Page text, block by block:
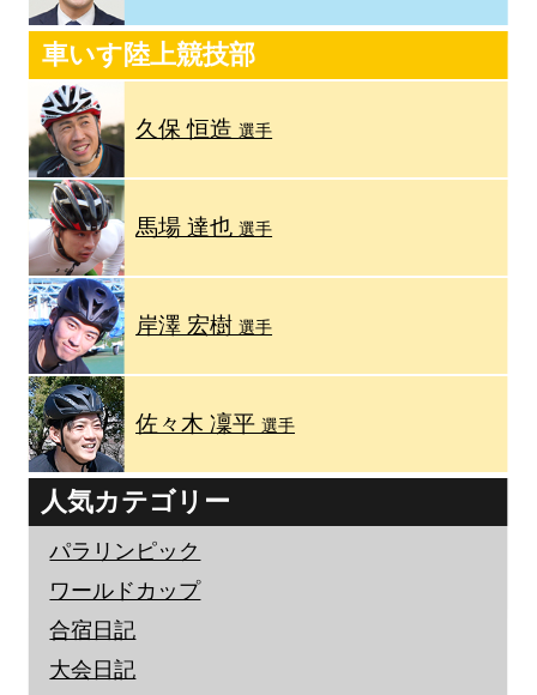
車いす陸上競技部
久保 恒造選手
馬場 達也選手
岸澤 宏樹選手
佐々木 凜平選手
人気カテゴリー
パラリンピック
ワールドカップ
合宿日記
大会日記